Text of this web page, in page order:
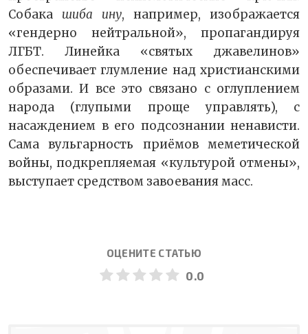
Собака шиба ину, например, изображается
«гендерно нейтральной», пропагандируя
ЛГБТ. Линейка «святых джавелинов»
обеспечивает глумление над христианскими
образами. И все это связано с оглуплением
народа (глупыми проще управлять), с
насаждением в его подсознании ненависти.
Сама вульгарность приёмов меметической
войны, подкрепляемая «культурой отмены»,
выступает средством завоевания масс.
ОЦЕНИТЕ СТАТЬЮ
0.0